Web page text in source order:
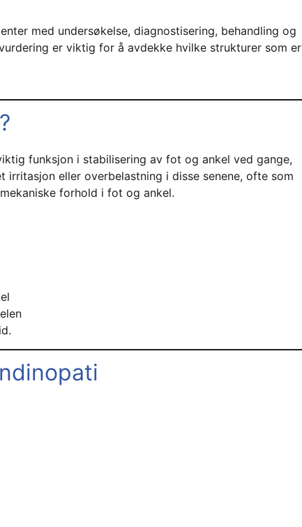
med undersøkelse, diagnostisering, behandling og
er viktig for å avdekke hvilke strukturer som er
funksjon i stabilisering av fot og ankel ved gange,
eller overbelastning i disse senene, ofte som
forhold i fot og ankel.